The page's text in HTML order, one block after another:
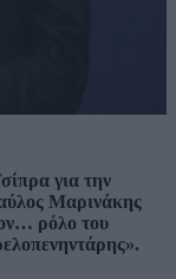
για την
Μαρινάκης
ρόλο του